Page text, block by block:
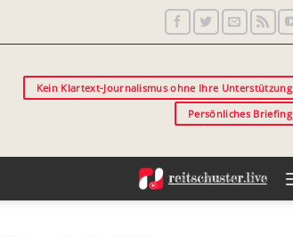
Kein Klartext-Journalismus ohne Ihre Unterstützung
Persönliches Briefing